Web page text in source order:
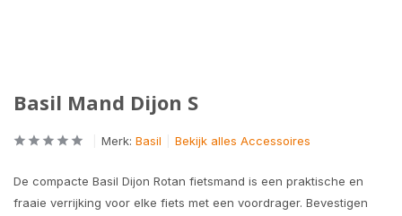
Basil Mand Dijon S
Merk: Basil Bekijk alles Accessoires
De compacte Basil Dijon Rotan fietsmand is een praktische en
fraaie verrijking voor elke fiets met een voordrager. Bevestigen